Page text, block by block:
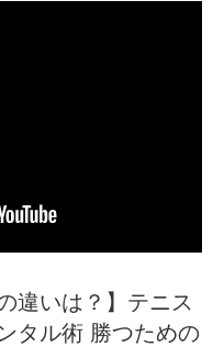
違いは？】テニス
タル術 勝つための